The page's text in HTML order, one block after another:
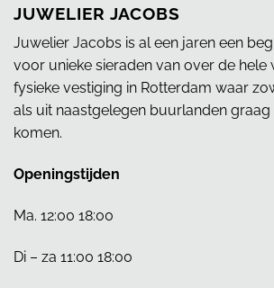
JUWELIER JACOBS
Juwelier Jacobs is al een jaren een
voor unieke sieraden van over de hele
fysieke vestiging in Rotterdam waar
als uit naastgelegen buurlanden
komen.
Openingstijden
Ma. 12:00 18:00
Di – za 11:00 18:00